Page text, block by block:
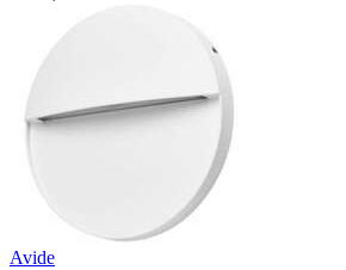
Avide